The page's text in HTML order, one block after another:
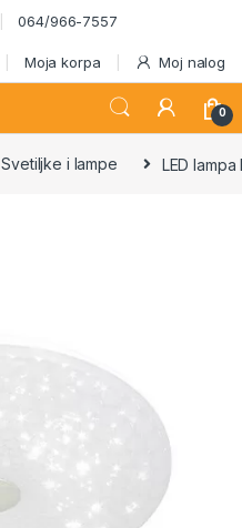
064/966-7557
Moja korpa Moj nalog
0
Svetiljke i lampe LED lampa